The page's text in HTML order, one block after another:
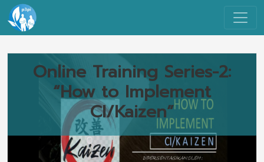
Online Training Series-2:
“How to Implement
CI/Kaizen”